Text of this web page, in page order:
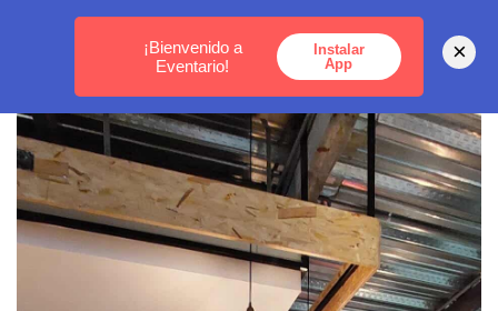
MEDELLÍN - BOGOTÁ - CARTAGENA
¡Bienvenido a
Eventario!
Instalar
App
×